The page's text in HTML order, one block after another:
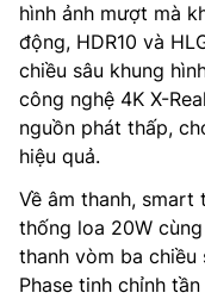
hình ảnh mượt mà
động, HDR10 và
chiều sâu khung
công nghệ 4K X-
nguồn phát thấp,
hiệu quả.
Về âm thanh, smart
thống loa 20W
thanh vòm ba chiều
Phase tinh chỉnh